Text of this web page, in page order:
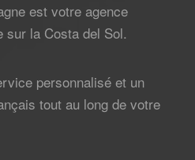
est votre agence
sur la Costa del Sol.
personnalisé et un
tout au long de votre